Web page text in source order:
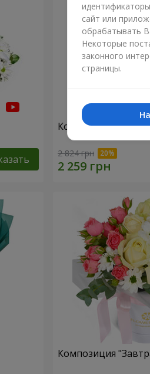
Корзина
2 824 грн
Композиция
сайт или
обрабатывать
Некоторые
законного
страницы.